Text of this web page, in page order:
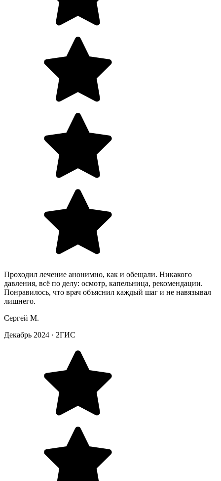
Проходил лечение анонимно, как и обещали. Никакого
давления, всё по делу: осмотр, капельница, рекомендации.
Понравилось, что врач объяснил каждый шаг и не навязывал
лишнего.
Сергей М.
Декабрь 2024 · 2ГИС